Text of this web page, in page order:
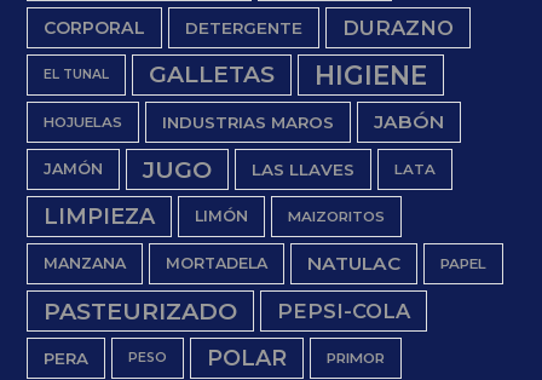
CORPORAL DETERGENTE DURAZNO
EL TUNAL GALLETAS HIGIENE
HOJUELAS INDUSTRIAS MAROS JABÓN
JAMÓN JUGO LAS LLAVES LATA
LIMPIEZA LIMÓN MAIZORITOS
MANZANA MORTADELA NATULAC PAPEL
PASTEURIZADO PEPSI-COLA
PERA PESO POLAR PRIMOR